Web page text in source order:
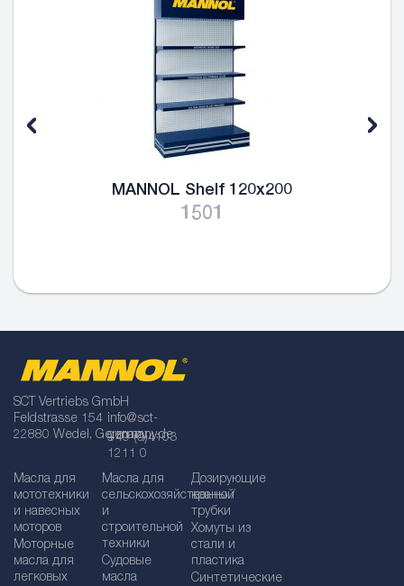
MANNOL Shelf 120x200
1501
SCT Vertriebs GmbH
Feldstrasse 154
22880 Wedel, Germany
info@sct-
germany.de
+49 (0)4103
1211 0
Масла для
мототехники
и навесных
моторов
Моторные
масла для
легковых
Масла для
сельскохозяйственной
и
строительной
техники
Судовые
масла
Дозирующие
краны /
трубки
Хомуты из
стали и
пластика
Синтетические